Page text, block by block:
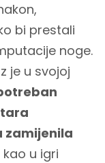
bi prestali
noge.
je u svojoj
zamijenila
kao u igri